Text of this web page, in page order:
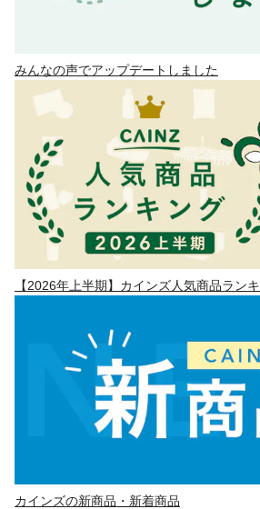
みんなの声でアップデートしました
【2026年上半期】カインズ人気商品ラン
カインズの新商品・新着商品